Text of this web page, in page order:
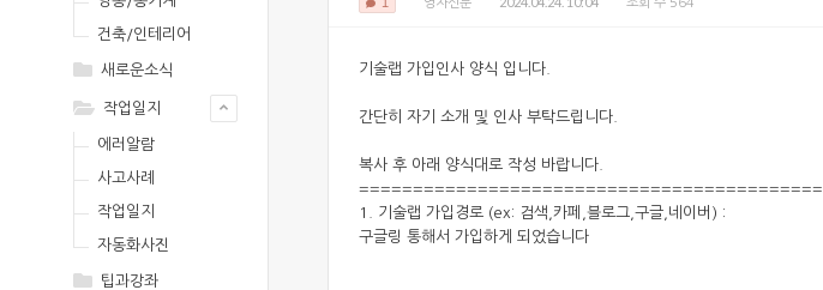
건축/인테리어
새로운소식
작업일지
에러알람
사고사례
작업일지
자동화사진
팁과강좌
영자신문 조회 수 564
기술랩 가입인사 양식 입니다.
간단히 자기 소개 및 인사 부탁드립니다.
복사 후 아래 양식대로 작성 바랍니다.
===========================================
1. 기술랩 가입경로 (ex: 검색,카페,블로그,구글,네이버) :
구글링 통해서 가입하게 되었습니다